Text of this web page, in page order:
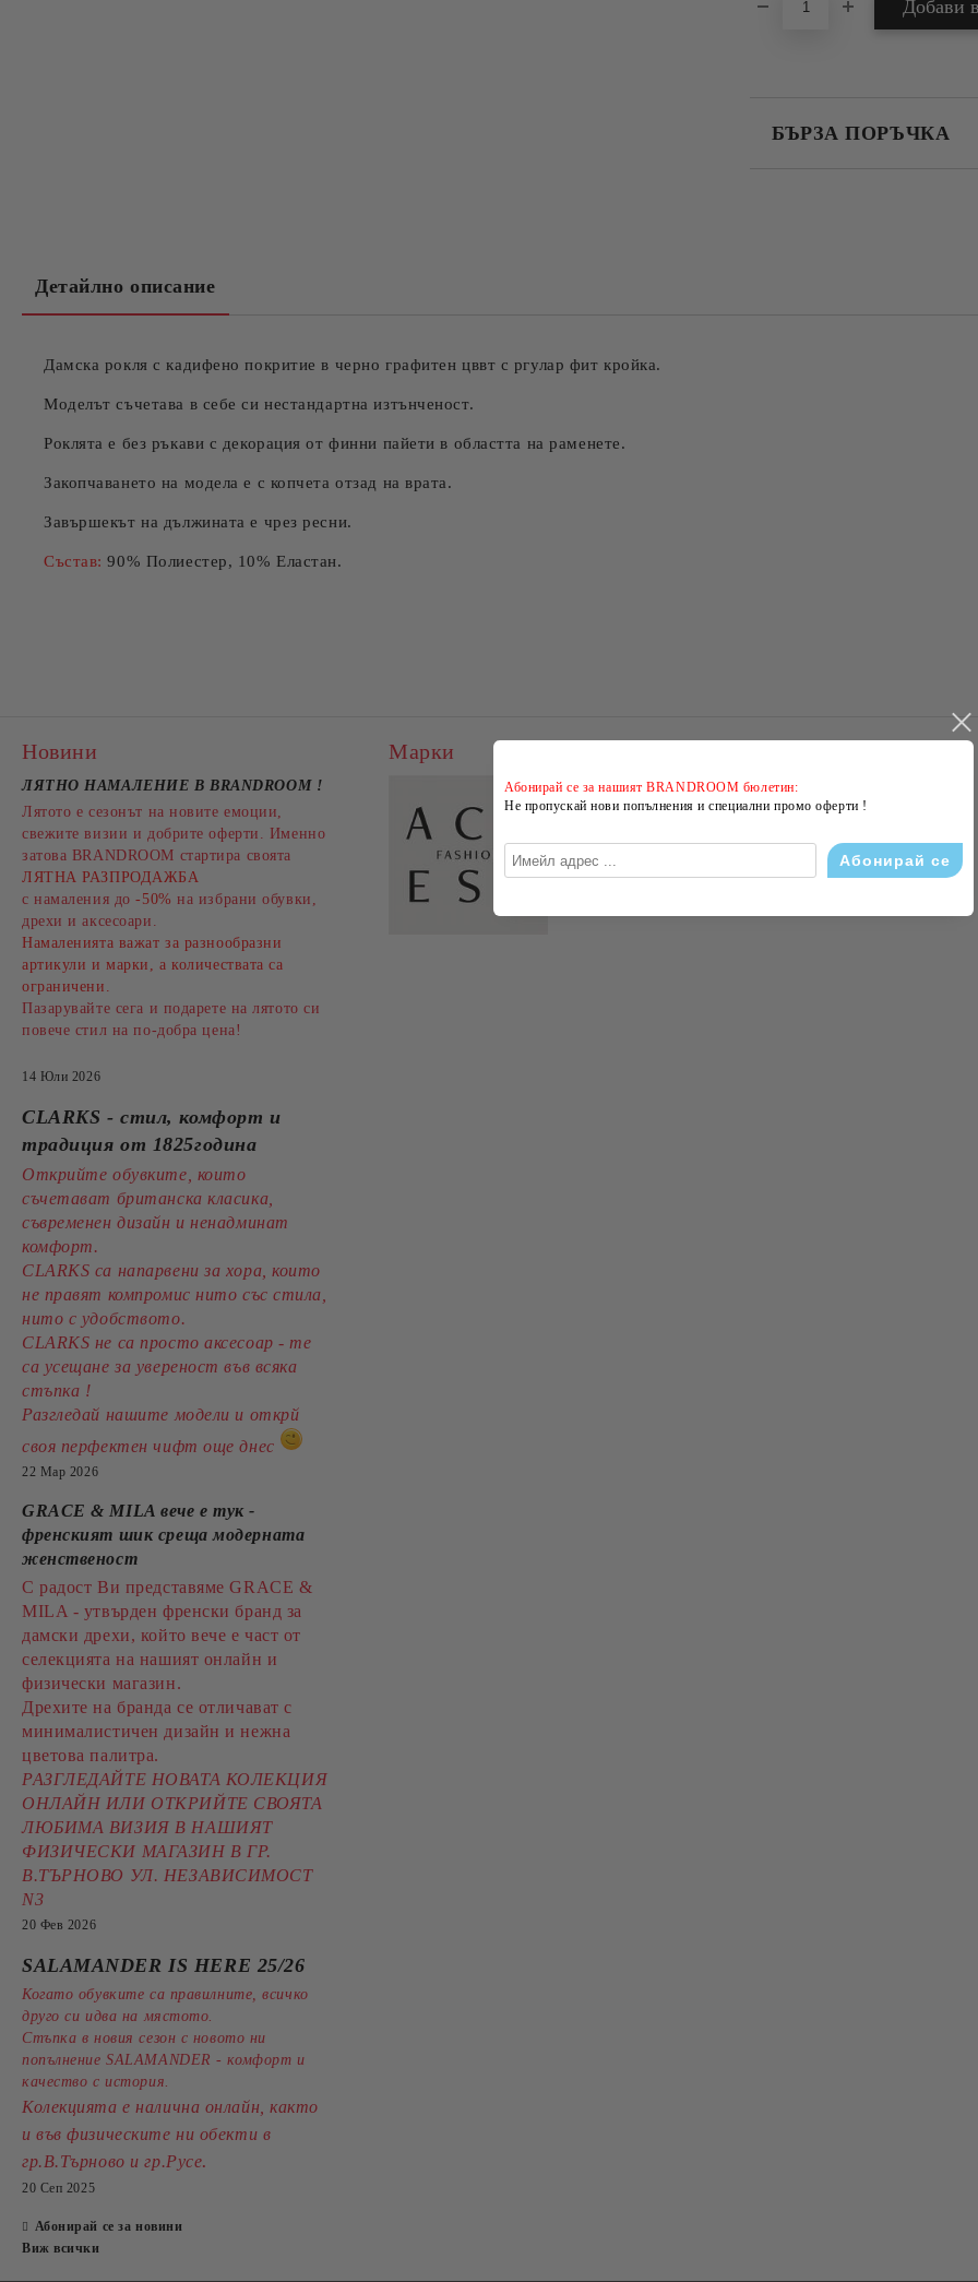
БЪРЗА ПОРЪЧКА
Детайлно описание
Дамска рокля с кадифено покритие в черно графитен цввт с ргулар фит кройка.
Моделът съчетава в себе си нестандартна изтънченост.
Роклята е без ръкави с декорация от финни пайети в областта на раменете.
Закопчаването на модела е с копчета отзад на врата.
Завършекът на дължината е чрез ресни.
Състав:90% Полиестер, 10% Еластан.
Новини
ЛЯТНО НАМАЛЕНИЕ В BRANDROOM !
Лятото е сезонът на новите емоции,
свежите визии и добрите оферти. Именно
затова BRANDROOM стартира своята
ЛЯТНА РАЗПРОДАЖБА
с намаления до -50% на избрани обувки,
дрехи и аксесоари.
Намаленията важат за разнообразни
артикули и марки, а количествата са
ограничени.
Пазарувайте сега и подарете на лятото си
повече стил на по-добра цена!
14 Юли 2026
CLARKS - стил, комфорт и
традиция от 1825година
Открийте обувките, които
съчетават британска класика,
съвременен дизайн и ненадминат
комфорт.
CLARKS са напарвени за хора, които
не правят компромис нито със стила,
нито с удобството.
CLARKS не са просто аксесоар - те
са усещане за увереност във всяка
стъпка !
Разгледай нашите модели и открй
своя перфектен чифт още днес
22 Мар 2026
GRACE & MILA вече е тук -
френският шик среща модерната
женственост
С радост Ви представяме GRACE &
MILA - утвърден френски бранд за
дамски дрехи, който вече е част от
селекцията на нашият онлайн и
физически магазин.
Дрехите на бранда се отличават с
минималистичен дизайн и нежна
цветова палитра.
РАЗГЛЕДАЙТЕ НОВАТА КОЛЕКЦИЯ
ОНЛАЙН ИЛИ ОТКРИЙТЕ СВОЯТА
ЛЮБИМА ВИЗИЯ В НАШИЯТ
ФИЗИЧЕСКИ МАГАЗИН В ГР.
В.ТЪРНОВО УЛ. НЕЗАВИСИМОСТ
N3
20 Фев 2026
SALAMANDER IS HERE 25/26
Когато обувките са правилните, всичко
друго си идва на мястото.
Стъпка в новия сезон с новото ни
попълнение SALAMANDER - комфорт и
качество с история.
Колекцията е налична онлайн, както
и във физическите ни обекти в
гр.В.Търново и гр.Русе.
20 Сеп 2025
Абонирай се за новини
Виж всички
Марки
Абонирай се за нашият BRANDROOM бюлетин:
Не пропускай нови попълнения и специални промо оферти !